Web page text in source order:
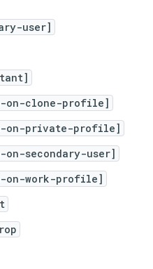
user]
on-clone-profile]
on-private-profile]
on-secondary-user]
on-work-profile]